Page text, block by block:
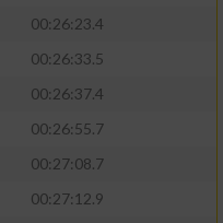
00:26:23.4
00:26:33.5
00:26:37.4
00:26:55.7
00:27:08.7
00:27:12.9